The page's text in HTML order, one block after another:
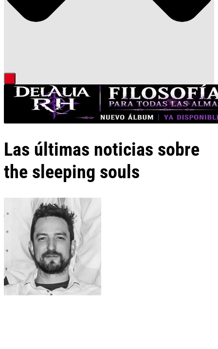
Las últimas noticias sobre
the sleeping souls